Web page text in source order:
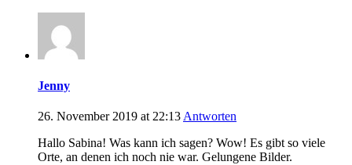
Jenny
26. November 2019 at 22:13 Antworten
Hallo Sabina! Was kann ich sagen? Wow! Es gibt so viele
Orte, an denen ich noch nie war. Gelungene Bilder.